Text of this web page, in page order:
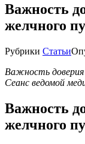
Важность
желчного
Рубрики Статьи
Важность доверия
Сеанс ведомой
Важность
желчного